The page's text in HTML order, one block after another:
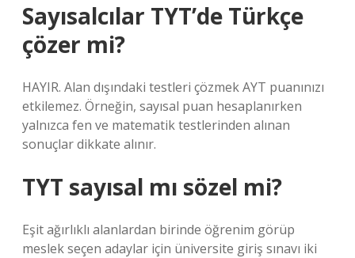
Sayısalcılar TYT’de Türkçe
çözer mi?
HAYIR. Alan dışındaki testleri çözmek AYT puanınızı
etkilemez. Örneğin, sayısal puan hesaplanırken
yalnızca fen ve matematik testlerinden alınan
sonuçlar dikkate alınır.
TYT sayısal mı sözel mi?
Eşit ağırlıklı alanlardan birinde öğrenim görüp
meslek seçen adaylar için üniversite giriş sınavı iki